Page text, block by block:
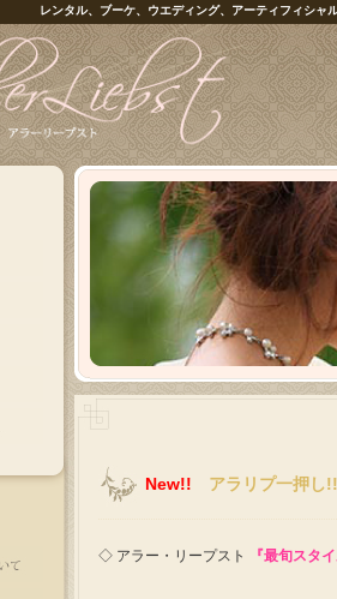
レンタル、ブーケ、ウエディング、アーティフィシャ
New!! アラリプ一押し!!
◇ アラー・リープスト 『最旬スタ